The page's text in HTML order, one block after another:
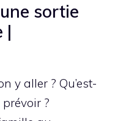
sortie
|
y aller ? Qu’est-
?